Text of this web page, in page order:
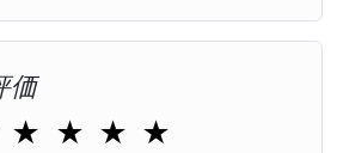
価
★ ★ ★ ★